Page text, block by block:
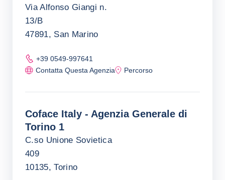
Via Alfonso Giangi n.
13/B
47891, San Marino
+39 0549-997641
Contatta Questa Agenzia
Percorso
Coface Italy - Agenzia Generale di
Torino 1
C.so Unione Sovietica
409
10135, Torino